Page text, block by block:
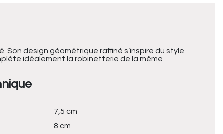
Son design géométrique raffiné s’inspire du style
idéalement la robinetterie de la même
7,5 cm
8 cm